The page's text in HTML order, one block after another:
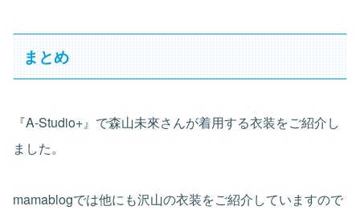
まとめ
『A-Studio+』で森山未來さんが着用する衣装をご紹介し
ました。
mamablogでは他にも沢山の衣装をご紹介していますので